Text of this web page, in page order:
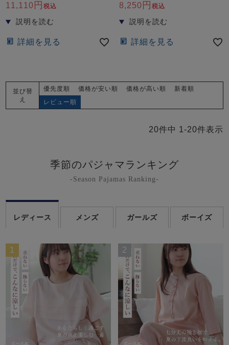
11,110 税込
詳細を見る
8,250 税込
詳細を見る
並び替
え
優先度順 価格が安い順 価格が高い順
新着順
レビュー順
20件中 1 -20件表示
季節のパジャマランキング
-Season Pajamas Ranking-
レディース メンズ ガールズ ボーイズ
1 2